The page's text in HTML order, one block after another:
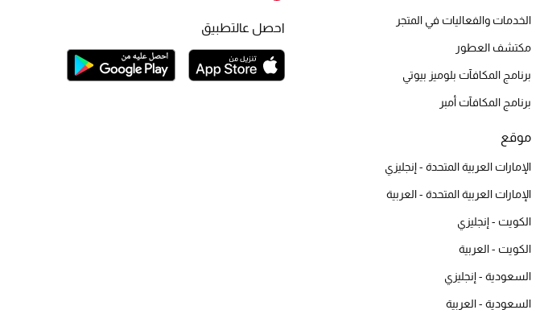
الخدمات والفعاليات في المتجر
مكتشف العطور
برنامج المكافآت بلوميز بيوتي
برنامج المكافآت أمبر
موقع
الإمارات العربية المتحدة - إنجليزي
الإمارات العربية المتحدة - العربية
الكويت - إنجليزي
الكويت - العربية
السعودية - إنجليزي
السعودية - العربية
احصل عالتطبيق